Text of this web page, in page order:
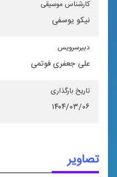
كارشناس موسیقی
نیکو یوسفی
دبیرسرویس
علی جعفری فوتمی
تاریخ بارگذاری
۱۴۰۴/۰۳/۰۶
تصاویر